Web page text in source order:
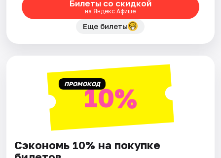
Билеты со скидкой
на Яндекс Афише
Еще билеты
ПРОМОКОД10%
Сэкономь 10% на покупке